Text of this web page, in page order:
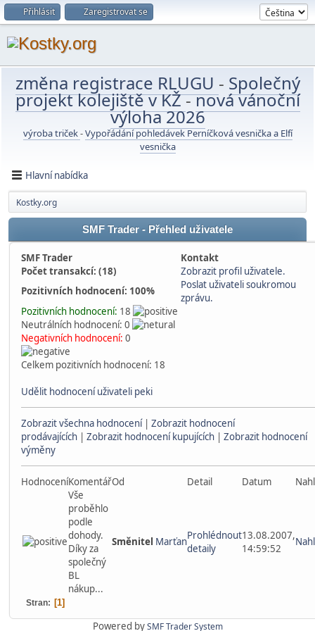
Přihlásit Zaregistrovat se
změna registrace RLUGU - Společný
projekt kolejiště v KŽ-nová vánoční
výloha 2026
výroba triček-Vypořádání pohledávek Perníčková vesnička a Elfí
vesnička
Hlavní nabídka
Kostky.org
SMF Trader - Přehled uživatele
SMF Trader
Kontakt
Počet transakcí: (18)
Zobrazit profil uživatele.
Pozitivních hodnocení: 100%
Poslat uživateli soukromou
zprávu.
Pozitivních hodnocení: 18
Neutrálních hodnocení: 0
Negativních hodnocení: 0
Celkem pozitivních hodnocení: 18
Udělit hodnocení uživateli peki
Zobrazit všechna hodnocení| Zobrazit hodnocení
prodávajících | Zobrazit hodnocení kupujících | Zobrazit hodnocení
výměny
HodnoceníKomentářOd Detail Datum
Vše
proběhlo
podle
dohody.
Díky za
společný
BL
nákup...
Směnitel MarťanProhlédnout
detaily
13.08.2007,
14:59:52
Stran 1
Powered bySMF Trader System